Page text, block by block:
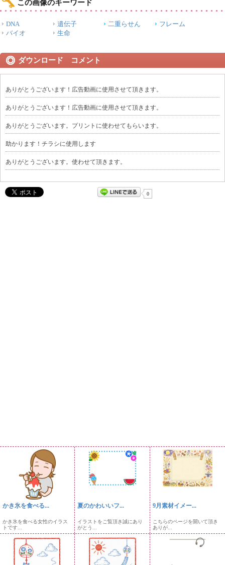
この画像のキーワード
DNA 遺伝子 二重らせん
フレーム
バイオ
生命
ダウンロード コメント
ありがとうございます！広告動画に使用させて頂きます。
ありがとうございます！広告動画に使用させて頂きます。
ありがとうございます。プリントに使わせてもらいます。
助かります！チラシに使用します
ありがとうございます。使わせて頂きます。
0
かき氷を食べる...
かき氷を食べる女性のイラス
トです...
夏のかわいいフ...
イラストをご覧頂き誠にあり
がとう...
9月素材イメー...
こちらのページを開いて頂き
ありが...